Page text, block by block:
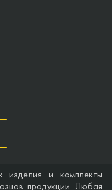
изделия и комплекты
продукции. Любая